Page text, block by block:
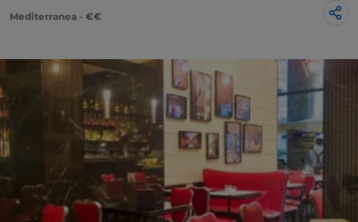
Mediterranea - €€